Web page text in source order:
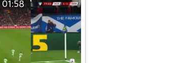
01:58